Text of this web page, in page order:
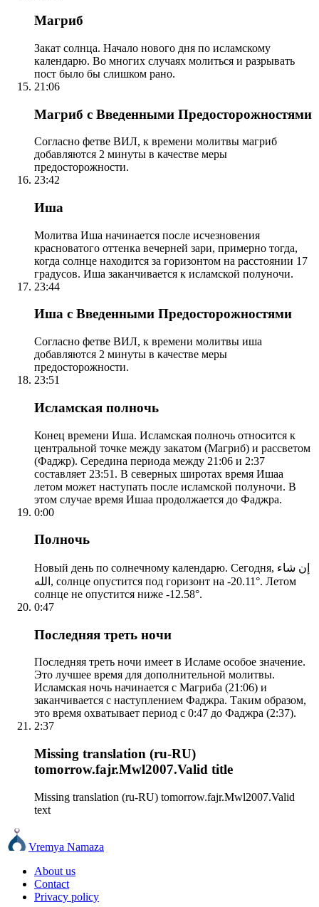
Магриб
Закат солнца. Начало нового дня по исламскому
календарю. Во многих случаях молиться и разрывать
пост было бы слишком рано.
21:06
Магриб с Введенными Предосторожностями
Согласно фетве ВИЛ, к времени молитвы магриб
добавляются 2 минуты в качестве меры
предосторожности.
23:42
Иша
Молитва Иша начинается после исчезновения
красноватого оттенка вечерней зари, примерно тогда,
когда солнце находится за горизонтом на расстоянии 17
градусов. Иша заканчивается к исламской полуночи.
23:44
Иша с Введенными Предосторожностями
Согласно фетве ВИЛ, к времени молитвы иша
добавляются 2 минуты в качестве меры
предосторожности.
23:51
Исламская полночь
Конец времени Иша. Исламская полночь относится к
центральной точке между закатом (Магриб) и рассветом
(Фаджр). Середина периода между 21:06 и 2:37
составляет 23:51. В северных широтах время Ишаа
летом может наступать после исламской полуночи. В
этом случае время Ишаа продолжается до Фаджра.
0:00
Полночь
Новый день по солнечному календарю. Сегодня, إن شاء
الله, солнце опустится под горизонт на -20.11°. Летом
солнце не опустится ниже -12.58°.
0:47
Последняя треть ночи
Последняя треть ночи имеет в Исламе особое значение.
Это лучшее время для дополнительной молитвы.
Исламская ночь начинается с Магриба (21:06) и
заканчивается с наступлением Фаджра. Таким образом,
это время охватывает период с 0:47 до Фаджра (2:37).
2:37
Missing translation (ru-RU)
tomorrow.fajr.Mwl2007.Valid title
Missing translation (ru-RU) tomorrow.fajr.Mwl2007.Valid
text
Vremya Namaza
About us
Contact
Privacy policy